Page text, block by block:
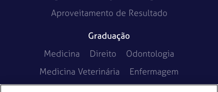
Aproveitamento de Resultado
Graduação
Medicina
Direito
Odontologia
Medicina Veterinária
Enfermagem